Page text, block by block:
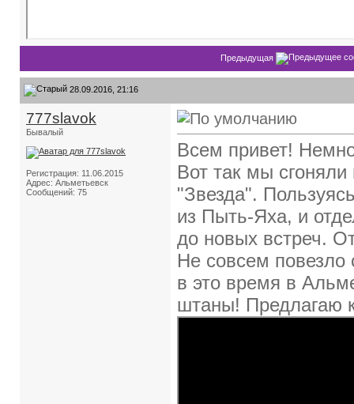
Предыдущая
28.09.2016, 21:16
777slavok
Бывалый
Регистрация: 11.06.2015
Адрес: Альметьевск
Сообщений: 75
Всем привет!
Вот так мы
"Звезда".
из Пыть-Яха, и
до новых встреч.
Не совсем повезло
в это время в
штаны! Предлагаю